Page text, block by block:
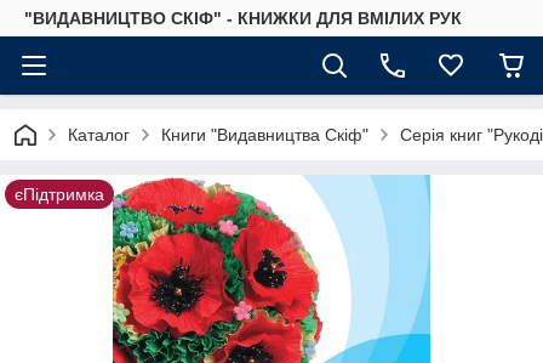
"ВИДАВНИЦТВО СКІФ" - КНИЖКИ ДЛЯ ВМІЛИХ РУК
Каталог Книги "Видавництва Скіф" Серія книг
єПідтримка